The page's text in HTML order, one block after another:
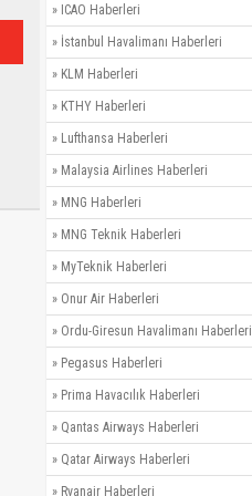
» ICAO Haberleri
» İstanbul Havalimanı Haberleri
» KLM Haberleri
» KTHY Haberleri
» Lufthansa Haberleri
» Malaysia Airlines Haberleri
» MNG Haberleri
» MNG Teknik Haberleri
» MyTeknik Haberleri
» Onur Air Haberleri
» Ordu-Giresun Havalimanı Haberleri
» Pegasus Haberleri
» Prima Havacılık Haberleri
» Qantas Airways Haberleri
» Qatar Airways Haberleri
» Ryanair Haberleri